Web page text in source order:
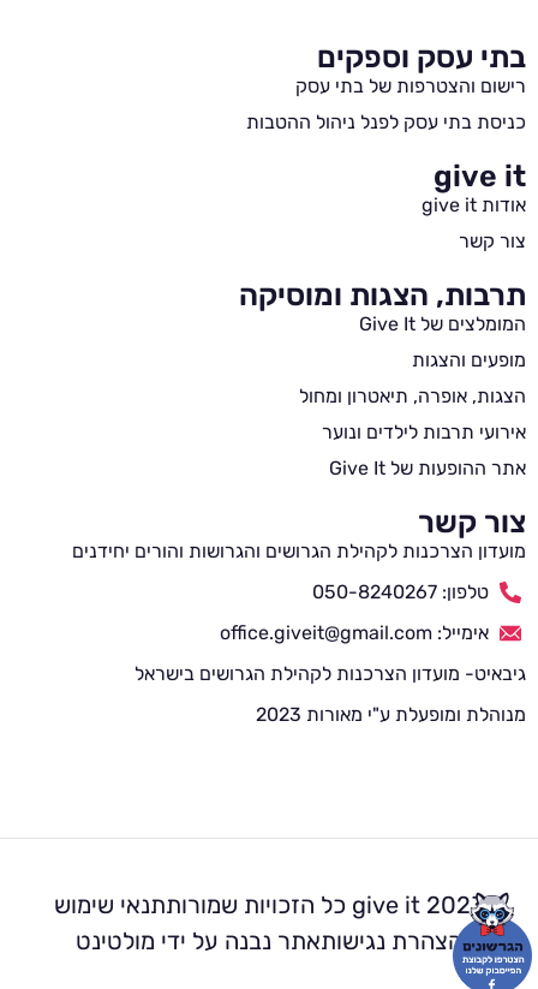
בתי עסק וספקים
רישום והצטרפות של בתי עסק
כניסת בתי עסק לפנל ניהול ההטבות
give it
אודות give it
צור קשר
תרבות, הצגות ומוסיקה
המומלצים של Give It
מופעים והצגות
הצגות, אופרה, תיאטרון ומחול
אירועי תרבות לילדים ונוער
אתר ההופעות של Give It
צור קשר
מועדון הצרכנות לקהילת הגרושים והגרושות והורים יחידנים
טלפון: 050-8240267
אימייל: office.giveit@gmail.com
גיבאיט- מועדון הצרכנות לקהילת הגרושים בישראל
מנוהלת ומופעלת ע"י מאורות 2023
2023 give it כל הזכויות שמורות
תנאי שימוש
הצהרת נגישותאתר נבנה על ידי מולטינט